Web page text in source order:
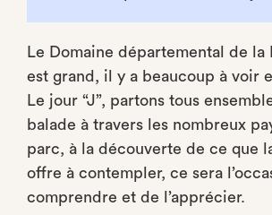
Le Domaine départemental de la
est grand, il y a beaucoup à voir
Le jour “J”, partons tous
balade à travers les nombreux
parc, à la découverte de ce que
offre à contempler, ce sera
comprendre et de l’apprécier.